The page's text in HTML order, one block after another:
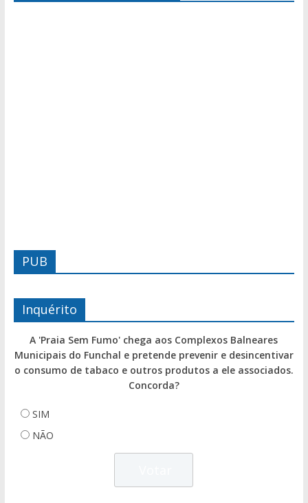
PUB
Inquérito
A 'Praia Sem Fumo' chega aos Complexos Balneares
Municipais do Funchal e pretende prevenir e desincentivar
o consumo de tabaco e outros produtos a ele associados.
Concorda?
SIM
NÃO